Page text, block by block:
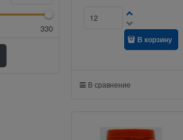
330
В корзину
В сравнение